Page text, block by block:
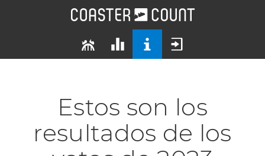
Estos son los
resultados de los